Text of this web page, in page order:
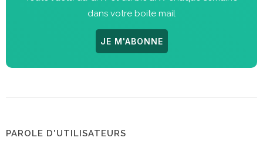
dans votre boite mail
JE M'ABONNE
PAROLE D'UTILISATEURS